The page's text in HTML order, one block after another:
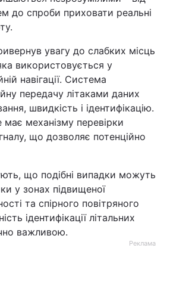
до спроби приховати реальні
увагу до слабких місць
використовується у
навігації. Система
передачу літаками даних
швидкість і ідентифікацію.
механізму перевірки
що дозволяє потенційно
що подібні випадки можуть
у зонах підвищеної
та спірного повітряного
ідентифікації літальних
важливою.
Реклама